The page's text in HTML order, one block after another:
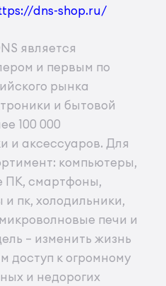
dns-shop.ru/
является
и первым по
рынка
и бытовой
100 000
и аксессуаров. Для
компьютеры,
ПК, смартфоны,
пк, холодильники,
печи и
– изменить жизнь
доступ к огромному
и недорогих